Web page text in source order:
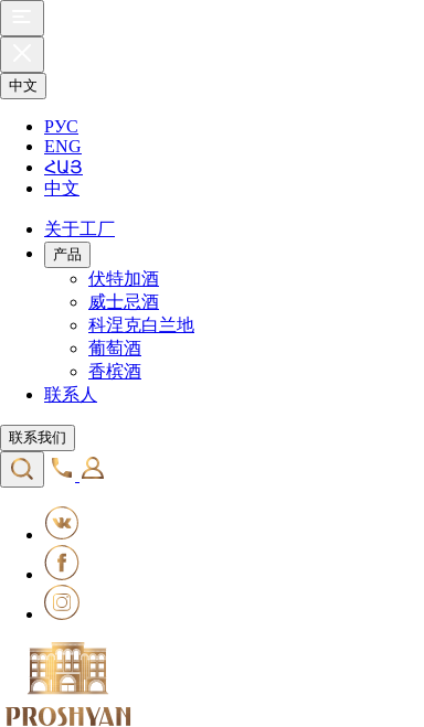
中文
РУС
ENG
ՀԱՅ
中文
关于工厂
产品
伏特加酒
威士忌酒
科涅克白兰地
葡萄酒
香槟酒
联系人
联系我们